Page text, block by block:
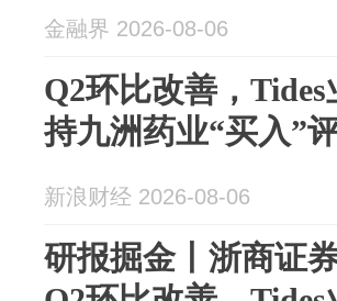
金融界 2026-08-06
Q2环比改善，
持九洲药业“买入”
新浪财经 2026-08-06
研报掘金丨浙商证